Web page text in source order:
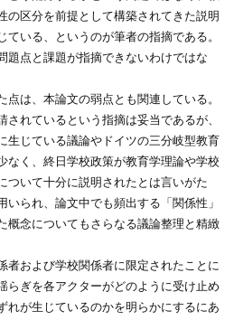
の区分を前提として構築されてきた説明
いる、というのが筆者の指摘である。
題点と課題が指摘できないわけではな
点は、本論文の弱点とも関連している。
れているという指摘は妥当であるが、
生じている議論やドイツの三分岐型教育
なく、終日学校政策が教育学理論や学校
ついて十分に説明されたとは言いがた
いられ、論文中でも頻出する「関係性」
概念についてもさらなる議論整理と精緻
および学校関係者に限定されたことに
らぎを各アクターがどのように受け止め
れが生じているのかを明らかにするにあ